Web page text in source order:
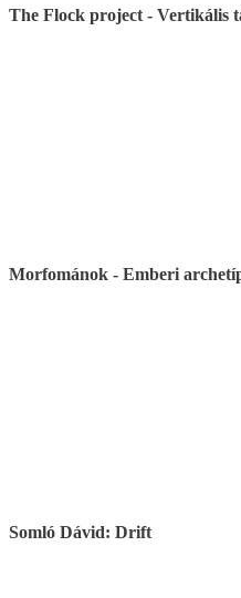
The Flock project - Vertikális
Morfománok - Emberi
Somló Dávid: Drift